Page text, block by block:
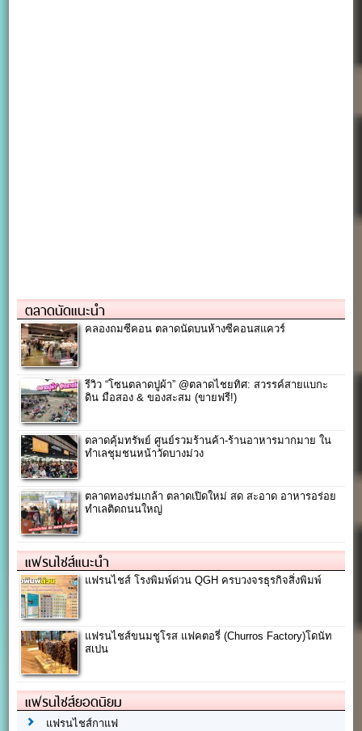
ตลาดนัดแนะนำ
คลองถมซีคอน ตลาดนัดบนห้างซีคอนสแควร์
รีวิว “โซนตลาดปูผ้า” @ตลาดไชยทิศ: สวรรค์สายแบกะ
ดิน มือสอง & ของสะสม (ขายฟรี!)
ตลาดคุ้มทรัพย์ ศูนย์รวมร้านค้า-ร้านอาหารมากมาย ใน
ทำเลชุมชนหน้าวัดบางม่วง
ตลาดทองร่มเกล้า ตลาดเปิดใหม่ สด สะอาด อาหารอร่อย
ทำเลติดถนนใหญ่
แฟรนไชส์แนะนำ
แฟรนไชส์ โรงพิมพ์ด่วน QGH ครบวงจรธุรกิจสิ่งพิมพ์
แฟรนไชส์ขนมชูโรส แฟคตอรี่ (Churros Factory)โดนัท
สเปน
แฟรนไชส์ยอดนิยม
แฟรนไชส์กาแฟ